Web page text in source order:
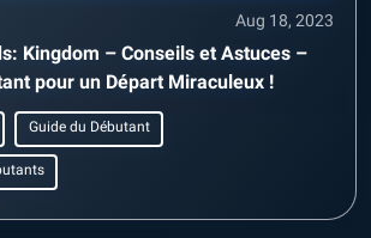
Aug 18, 2023
Kingdom – Conseils et Astuces –
pour un Départ Miraculeux !
Guide du Débutant